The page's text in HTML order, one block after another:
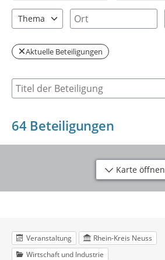
Thema
Ort
Aktuelle Beteiligungen
Suche nach Beteiligung
64 Beteiligungen
Karte öffnen
Veranstaltung
Rhein-Kreis Neuss
Wirtschaft und Industrie